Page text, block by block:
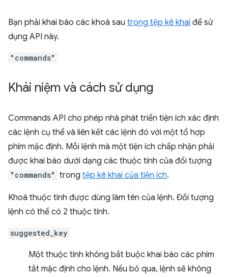
Bạn phải khai báo các khoá sau trong tệp kê khai để sử
dụng API này.
"commands"
Khái niệm và cách sử dụng
Commands API cho phép nhà phát triển tiện ích xác định
các lệnh cụ thể và liên kết các lệnh đó với một tổ hợp
phím mặc định. Mỗi lệnh mà một tiện ích chấp nhận phải
được khai báo dưới dạng các thuộc tính của đối tượng
"commands" trong tệp kê khai của tiện ích.
Khoá thuộc tính được dùng làm tên của lệnh. Đối tượng
lệnh có thể có 2 thuộc tính.
suggested_key
Một thuộc tính không bắt buộc khai báo các phím
tắt mặc định cho lệnh. Nếu bỏ qua, lệnh sẽ không